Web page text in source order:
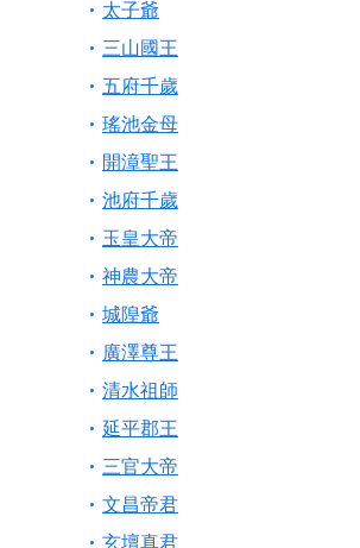
【桃園慈善宮(天公廟)】虎爺元
歡迎友廟長官、小編加入我們
歡迎信眾分享您前往廟宇的參拜
太子爺
三山國王
五府千歲
瑤池金母
開漳聖王
池府千歲
玉皇大帝
神農大帝
城隍爺
廣澤尊王
清水祖師
延平郡王
三官大帝
文昌帝君
玄壇真君